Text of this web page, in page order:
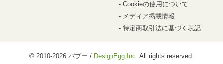
Cookieの使用について
メディア掲載情報
特定商取引法に基づく表記
© 2010-2026 パブー / DesignEgg,Inc. All rights reserved.